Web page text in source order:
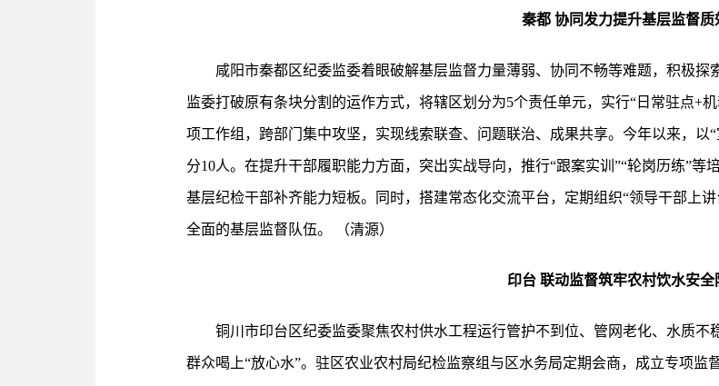
秦都 协同发力提升基层监督质
咸阳市秦都区纪委监委着眼破解基层监督力量薄弱、协同不畅等难题，积极
监委打破原有条块分割的运作方式，将辖区划分为5个责任单元，实行“日常驻点+
项工作组，跨部门集中攻坚，实现线索联查、问题联治、成果共享。今年以来，以
分10人。在提升干部履职能力方面，突出实战导向，推行“跟案实训”“轮岗历练”等
基层纪检干部补齐能力短板。同时，搭建常态化交流平台，定期组织“领导干部上
全面的基层监督队伍。 （清源）
印台 联动监督筑牢农村饮水安全
铜川市印台区纪委监委聚焦农村供水工程运行管护不到位、管网老化、水质
群众喝上“放心水”。驻区农业农村局纪检监察组与区水务局定期会商，成立专项监